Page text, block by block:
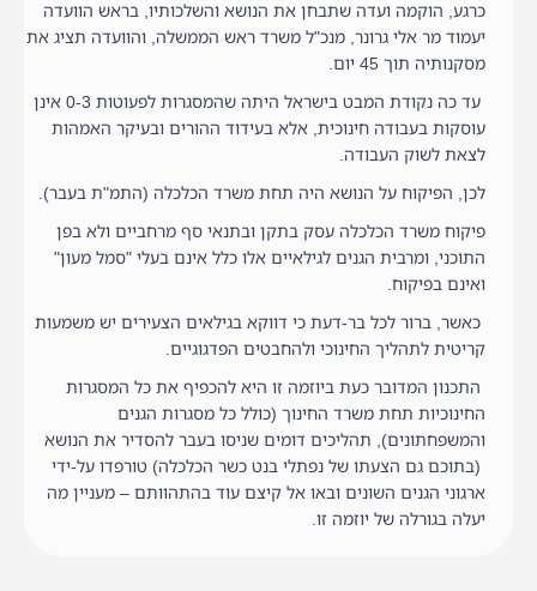
כרגע, הוקמה ועדה שתבחן את הנושא והשלכותיו, בראש הוועדה
יעמוד מר אלי גרונר, מנכ"ל משרד ראש הממשלה, והוועדה תציג את
מסקנותיה תוך 45 יום.
עד כה נקודת המבט בישראל היתה שהמסגרות לפעוטות 0-3 אינן
עוסקות בעבודה חינוכית, אלא בעידוד ההורים ובעיקר האמהות
לצאת לשוק העבודה.
לכן, הפיקוח על הנושא היה תחת משרד הכלכלה (התמ"ת בעבר).
פיקוח משרד הכלכלה עסק בתקן ובתנאי סף מרחביים ולא בפן
התוכני, ומרבית הגנים לגילאיים אלו כלל אינם בעלי "סמל מעון"
ואינם בפיקוח.
כאשר, ברור לכל בר-דעת כי דווקא בגילאים הצעירים יש משמעות
קריטית לתהליך החינוכי ולהחבטים הפדגוגיים.
התכנון המדובר כעת ביוזמה זו היא להכפיף את כל המסגרות
החינוכיות תחת משרד החינוך (כולל כל מסגרות הגנים
והמשפחתונים), תהליכים דומים שניסו בעבר להסדיר את הנושא
(בתוכם גם הצעתו של נפתלי בנט כשר הכלכלה) טורפדו על-ידי
ארגוני הגנים השונים ובאו אל קיצם עוד בהתהוותם – מעניין מה
יעלה בגורלה של יוזמה זו.